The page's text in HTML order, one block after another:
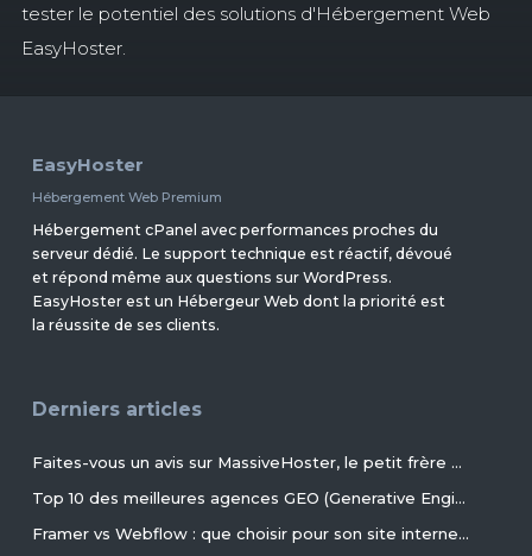
tester le potentiel des solutions d'Hébergement Web
EasyHoster.
EasyHoster
Hébergement Web Premium
Hébergement cPanel avec performances proches du
serveur dédié. Le support technique est réactif, dévoué
et répond même aux questions sur WordPress.
EasyHoster est un Hébergeur Web dont la priorité est
la réussite de ses clients.
Derniers articles
Faites-vous un avis sur MassiveHoster, le petit frère d’EasyHoster incontournable pour les petits budgets !
Top 10 des meilleures agences GEO (Generative Engine Optimization) de France en 2026
Framer vs Webflow : que choisir pour son site internet ?